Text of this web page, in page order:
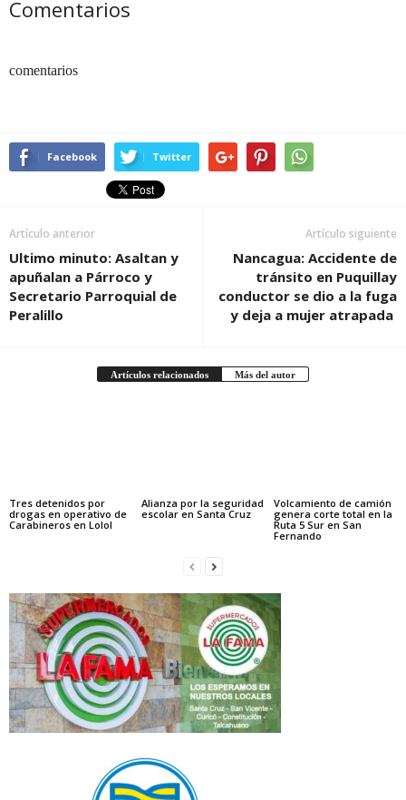
Comentarios
comentarios
Facebook Twitter
Artículo anterior
Ultimo minuto: Asaltan y
apuñalan a Párroco y
Secretario Parroquial de
Peralillo
Artículo siguiente
Nancagua: Accidente de
tránsito en Puquillay
conductor se dio a la fuga
y deja a mujer atrapada
Artículos relacionados Más del autor
Tres detenidos por
drogas en operativo de
Carabineros en Lolol
Alianza por la seguridad
escolar en Santa Cruz
Volcamiento de camión
genera corte total en la
Ruta 5 Sur en San
Fernando